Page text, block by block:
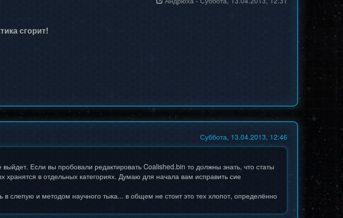
сгорит!
Суббота, 13.04.2013, 12:46
Если вы пробовали редактировать Coalished.bin то должны знать, что статы
в отдельных категориях. Думаю для начала вам исправить сие
слепую и методом научного тыка... в общем не стоит это тех хлопот, определённо